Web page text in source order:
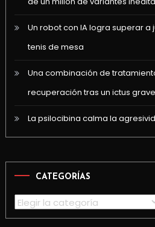
Un robot con IA logra superar
tenis de mesa
Una combinación de
recuperación tras un ictus grave
La psilocibina calma la
CATEGORÍAS
Categorías